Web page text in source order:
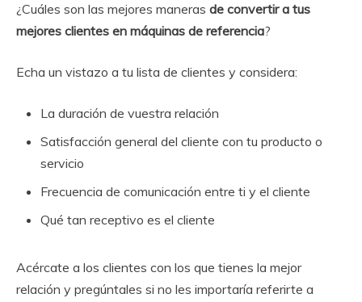
¿Cuáles son las mejores maneras de convertir a tus
mejores clientes en máquinas de referencia?
Echa un vistazo a tu lista de clientes y considera:
La duración de vuestra relación
Satisfacción general del cliente con tu producto o
servicio
Frecuencia de comunicación entre ti y el cliente
Qué tan receptivo es el cliente
Acércate a los clientes con los que tienes la mejor
relación y pregúntales si no les importaría referirte a